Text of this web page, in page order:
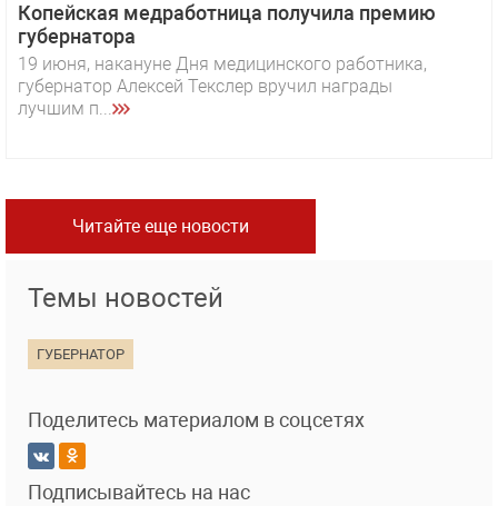
Копейская медработница получила премию
губернатора
19 июня, накануне Дня медицинского работника,
губернатор Алексей Текслер вручил награды
лучшим п...
Читайте еще новости
Темы новостей
ГУБЕРНАТОР
Поделитесь материалом в соцсетях
Подписывайтесь на нас